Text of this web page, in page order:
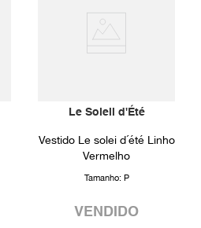
Le Soleil d'Été
Vestido Le solei d´été Linho
Vermelho
Tamanho: P
VENDIDO